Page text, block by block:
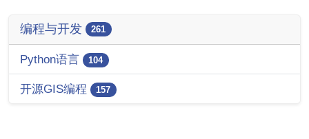
编程与开发 261
Python语言 104
开源GIS编程 157